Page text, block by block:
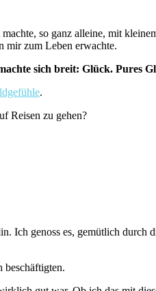
so ganz alleine, mit
mir zum Leben erwachte.
sich breit: Glück. Pures
.
Reisen zu gehen?
Ich genoss es, gemütlich
beschäftigten.